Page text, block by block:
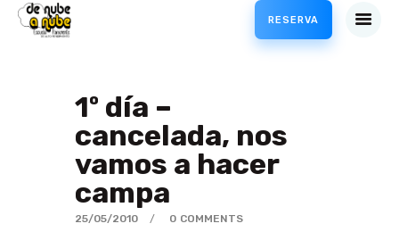
RESERVA
VUELOS
CURSOS
PROFESIONAL
TIENDA
METEO
1º día –
cancelada, nos
vamos a hacer
campa
25/05/2010 0 COMMENTS